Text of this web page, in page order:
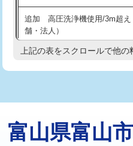
排水管工事（追加 排水管工事
え）
マス交換（土の掘削・埋め戻
マス交換（深さ50㎝以上）
追加 高圧洗浄機使用/3m超え
舗・法人）
高度高圧洗浄換
トーラー機使用/3mまで
追加トーラー機使用/3m超え
上記の表をスクロールで他の
富山県富山